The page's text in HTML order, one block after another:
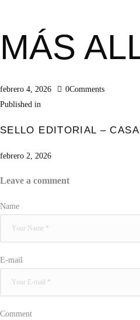
MÁS
febrero 4, 2026 0Comments
Published in
SELLO EDITORIAL –
febrero 2, 2026
Leave a comment
Name
E-mail
Comment